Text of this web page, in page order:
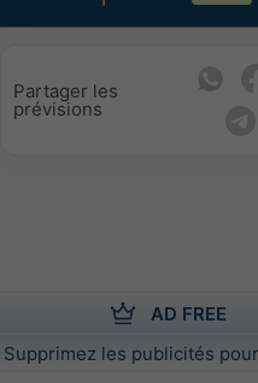
Partager les
prévisions
AD FREE
Supprimez les publicités